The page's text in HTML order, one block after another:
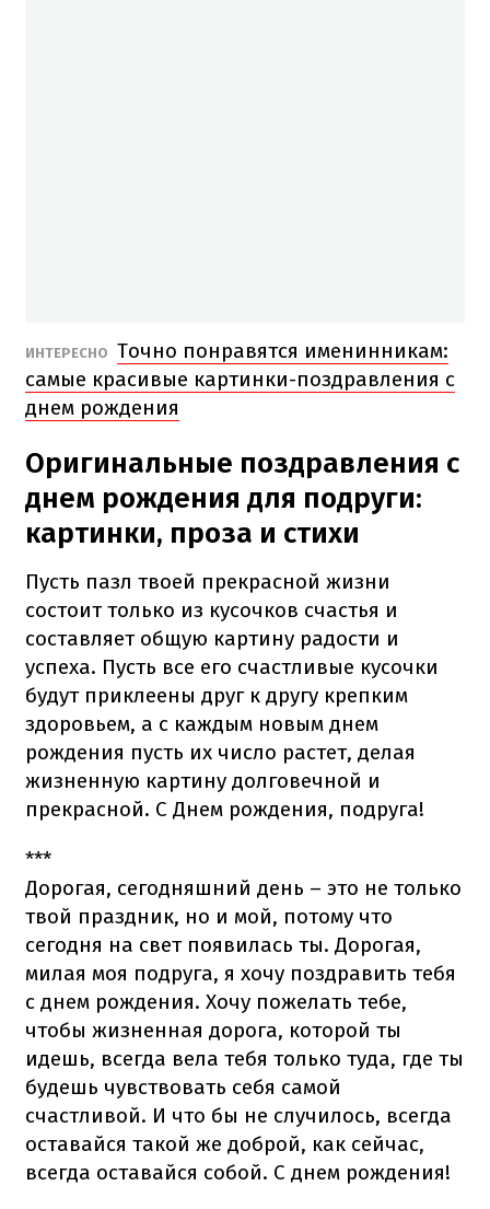
ИНТЕРЕСНО Точно понравятся именинникам:
самые красивые картинки-поздравления с
днем рождения
Оригинальные поздравления с
днем рождения для подруги:
картинки, проза и стихи
Пусть пазл твоей прекрасной жизни
состоит только из кусочков счастья и
составляет общую картину радости и
успеха. Пусть все его счастливые кусочки
будут приклеены друг к другу крепким
здоровьем, а с каждым новым днем
рождения пусть их число растет, делая
жизненную картину долговечной и
прекрасной. С Днем рождения, подруга!
***
Дорогая, сегодняшний день – это не только
твой праздник, но и мой, потому что
сегодня на свет появилась ты. Дорогая,
милая моя подруга, я хочу поздравить тебя
с днем рождения. Хочу пожелать тебе,
чтобы жизненная дорога, которой ты
идешь, всегда вела тебя только туда, где ты
будешь чувствовать себя самой
счастливой. И что бы не случилось, всегда
оставайся такой же доброй, как сейчас,
всегда оставайся собой. С днем рождения!